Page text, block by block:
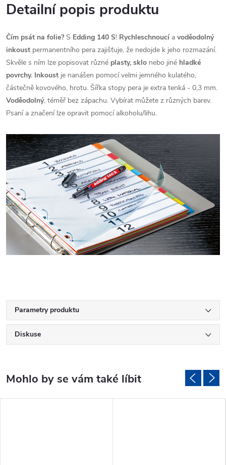
Detailní popis produktu
Čím psát na folie?S Edding 140 S! Rychleschnoucí a voděodolný
inkoust permanentního pera zajišťuje, že nedojde k jeho rozmazání.
Skvěle s ním lze popisovat různé plasty, sklo nebo jiné hladké
povrchy. Inkoust je nanášen pomocí velmi jemného kulatého,
částečně kovového, hrotu. Šířka stopy pera je extra tenká - 0,3 mm.
Voděodolný, téměř bez zápachu. Vybírat můžete z různých barev.
Psaní a značení lze opravit pomocí alkoholu/lihu.
Parametry produktu
Diskuse